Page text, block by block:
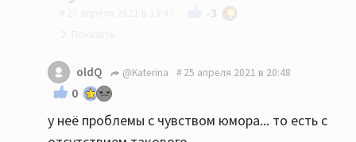
-3
Вам показалось.
oldQ @Katerina 25 апреля 2021 в 20:48
0
у неё проблемы с чувством юмора... то есть с